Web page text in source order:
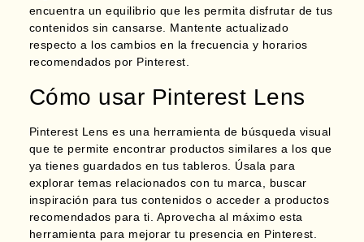
encuentra un equilibrio que les permita disfrutar de tus
contenidos sin cansarse. Mantente actualizado
respecto a los cambios en la frecuencia y horarios
recomendados por Pinterest.
Cómo usar Pinterest Lens
Pinterest Lens es una herramienta de búsqueda visual
que te permiteencontrar productos similares a los que
ya tienes guardados en tus tableros.
Úsala para
explorar temas relacionados con tu marca, buscar
inspiración para tus contenidos o acceder a productos
recomendados para ti. Aprovecha al máximo esta
herramienta para mejorar tu presencia en Pinterest.